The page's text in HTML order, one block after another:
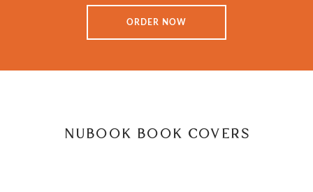
ORDER NOW
NUBOOK BOOK COVERS